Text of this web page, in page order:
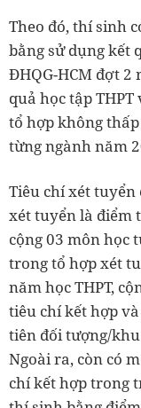
Theo đó, thí sinh
bằng sử dụng kết
ĐHQG-HCM đợt 2
quả học tập
tổ hợp không
từng ngành năm
Tiêu chí xét
xét tuyển là điểm
cộng 03 môn học
trong tổ hợp xét
năm học THPT,
tiêu chí kết hợp
tiên đối tượng/
Ngoài ra, còn có
chí kết hợp trong